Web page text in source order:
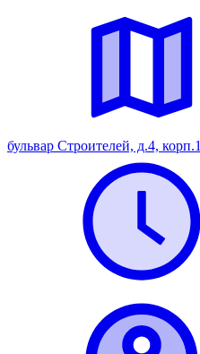
бульвар Строителей, д.4, корп.1